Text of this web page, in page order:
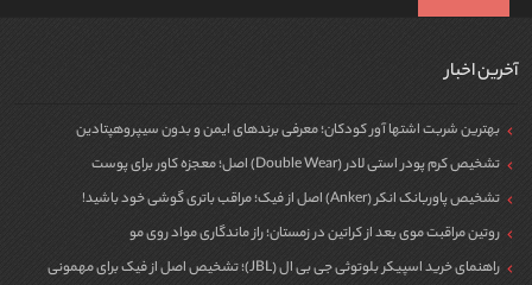
آخرین اخبار
بهترین شربت اشتها آور کودکان؛ معرفی برندهای ایمن و بدون سیپروهپتادین
تشخیص کرم پودر استی لادر (Double Wear) اصل؛ معجزه کاور برای پوست
تشخیص پاوربانک انکر (Anker) اصل از فیک؛ مراقب باتری گوشی خود باشید!
روتین مراقبت موی بعد از کراتین در زمستان؛ راز ماندگاری مواد روی مو
راهنمای خرید اسپیکر بلوتوثی جی بی ال (JBL)؛ تشخیص اصل از فیک برای مهمونی